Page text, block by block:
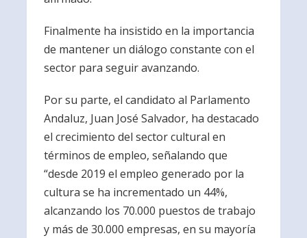
Finalmente ha insistido en la importancia
de mantener un diálogo constante con el
sector para seguir avanzando.
Por su parte, el candidato al Parlamento
Andaluz, Juan José Salvador, ha destacado
el crecimiento del sector cultural en
términos de empleo, señalando que
“desde 2019 el empleo generado por la
cultura se ha incrementado un 44%,
alcanzando los 70.000 puestos de trabajo
y más de 30.000 empresas, en su mayoría